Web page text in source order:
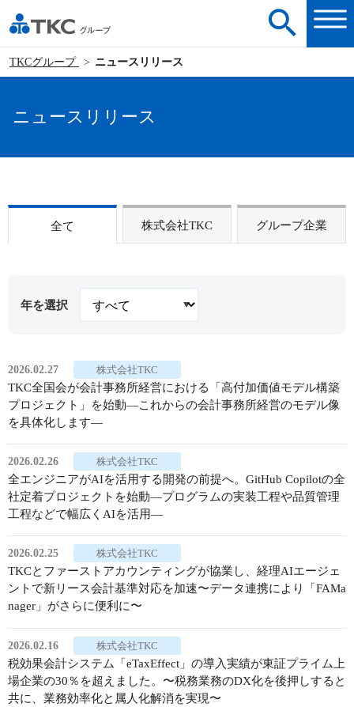
TKCグループ ニュースリリース
ニュースリリース
全て 株式会社TKC グループ企業
年を選択
2026.02.27 株式会社TKC
TKC全国会が会計事務所経営における「高付加価値モデル構築
プロジェクト」を始動―これからの会計事務所経営のモデル像
を具体化します―
2026.02.26 株式会社TKC
全エンジニアがAIを活用する開発の前提へ。GitHub Copilotの全
社定着プロジェクトを始動―プログラムの実装工程や品質管理
工程などで幅広くAIを活用―
2026.02.25 株式会社TKC
TKCとファーストアカウンティングが協業し、経理AIエージェ
ントで新リース会計基準対応を加速〜データ連携により「FAMa
nager」がさらに便利に〜
2026.02.16 株式会社TKC
税効果会計システム「eTaxEffect」の導入実績が東証プライム上
場企業の30％を超えました。〜税務業務のDX化を後押しすると
共に、業務効率化と属人化解消を実現〜